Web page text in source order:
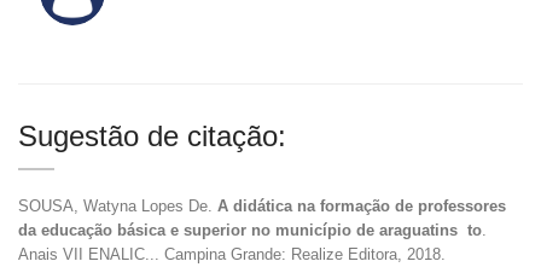
Sugestão de citação:
SOUSA, Watyna Lopes De. A didática na formação de professores
da educação básica e superior no município de araguatins  to
Anais VII ENALIC... Campina Grande: Realize Editora, 2018.